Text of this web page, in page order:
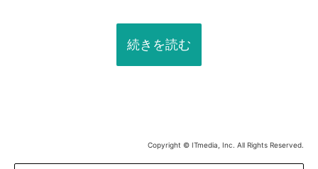
続きを読む
Copyright © ITmedia, Inc. All Rights Reserved.